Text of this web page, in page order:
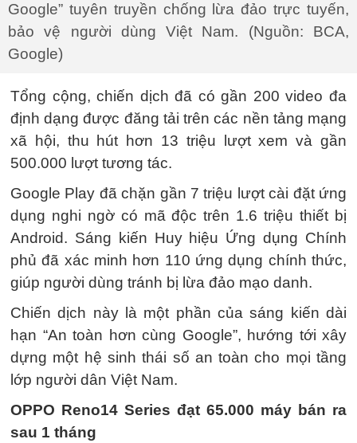
Google” tuyên truyền chống lừa đảo trực tuyến,
bảo vệ người dùng Việt Nam. (Nguồn: BCA,
Google)
Tổng cộng, chiến dịch đã có gần 200 video đa
định dạng được đăng tải trên các nền tảng mạng
xã hội, thu hút hơn 13 triệu lượt xem và gần
500.000 lượt tương tác.
Google Play đã chặn gần 7 triệu lượt cài đặt ứng
dụng nghi ngờ có mã độc trên 1.6 triệu thiết bị
Android. Sáng kiến Huy hiệu Ứng dụng Chính
phủ đã xác minh hơn 110 ứng dụng chính thức,
giúp người dùng tránh bị lừa đảo mạo danh.
Chiến dịch này là một phần của sáng kiến dài
hạn “An toàn hơn cùng Google”, hướng tới xây
dựng một hệ sinh thái số an toàn cho mọi tầng
lớp người dân Việt Nam.
OPPO Reno14 Series đạt 65.000 máy bán ra
sau 1 tháng